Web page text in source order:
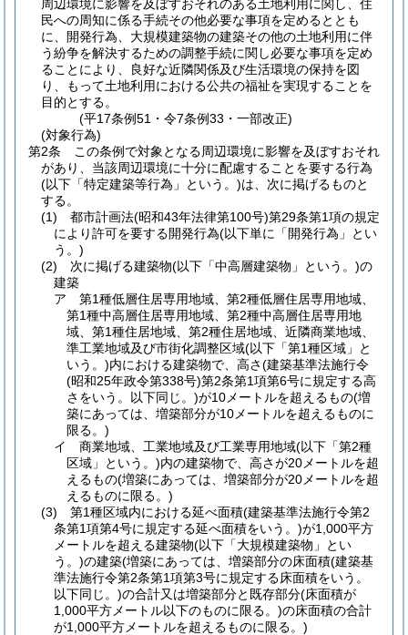
周辺環境に影響を及ぼすおそれのある土地利用に関し、住
民への周知に係る手続その他必要な事項を定めるととも
に、開発行為、大規模建築物の建築その他の土地利用に伴
う紛争を解決するための調整手続に関し必要な事項を定め
ることにより、良好な近隣関係及び生活環境の保持を図
り、もって土地利用における公共の福祉を実現することを
目的とする。
(平17条例51・令7条例33・一部改正)
(対象行為)
第2条
この条例で対象となる周辺環境に影響を及ぼすおそれ
があり、当該周辺環境に十分に配慮することを要する行為
(以下「特定建築等行為」という。)は、次に掲げるものと
する。
(1)
都市計画法(昭和43年法律第100号)第29条第1項の規定
により許可を要する開発行為(以下単に「開発行為」とい
う。)
(2)
次に掲げる建築物(以下「中高層建築物」という。)の
建築
ア
第1種低層住居専用地域、第2種低層住居専用地域、
第1種中高層住居専用地域、第2種中高層住居専用地
域、第1種住居地域、第2種住居地域、近隣商業地域、
準工業地域及び市街化調整区域(以下「第1種区域」と
いう。)内における建築物で、高さ(建築基準法施行令
(昭和25年政令第338号)第2条第1項第6号に規定する高
さをいう。以下同じ。)が10メートルを超えるもの(増
築にあっては、増築部分が10メートルを超えるものに
限る。)
イ
商業地域、工業地域及び工業専用地域(以下「第2種
区域」という。)内の建築物で、高さが20メートルを超
えるもの(増築にあっては、増築部分が20メートルを超
えるものに限る。)
(3)
第1種区域内における延べ面積(建築基準法施行令第2
条第1項第4号に規定する延べ面積をいう。)が1,000平方
メートルを超える建築物(以下「大規模建築物」とい
う。)の建築(増築にあっては、増築部分の床面積(建築基
準法施行令第2条第1項第3号に規定する床面積をいう。
以下同じ。)の合計又は増築部分と既存部分(床面積が
1,000平方メートル以下のものに限る。)の床面積の合計
が1,000平方メートルを超えるものに限る。)